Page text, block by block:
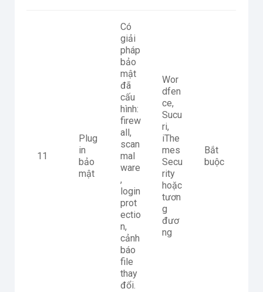
11
Plug
in
bảo
mật
Có
giải
pháp
bảo
mật
đã
cấu
hình:
firew
all,
scan
mal
ware
,
login
prot
ectio
n,
cảnh
báo
file
thay
đổi.
Wor
dfen
ce,
Sucu
ri,
iThe
mes
Secu
rity
hoặc
tươn
g
đươ
ng
Bắt
buộc